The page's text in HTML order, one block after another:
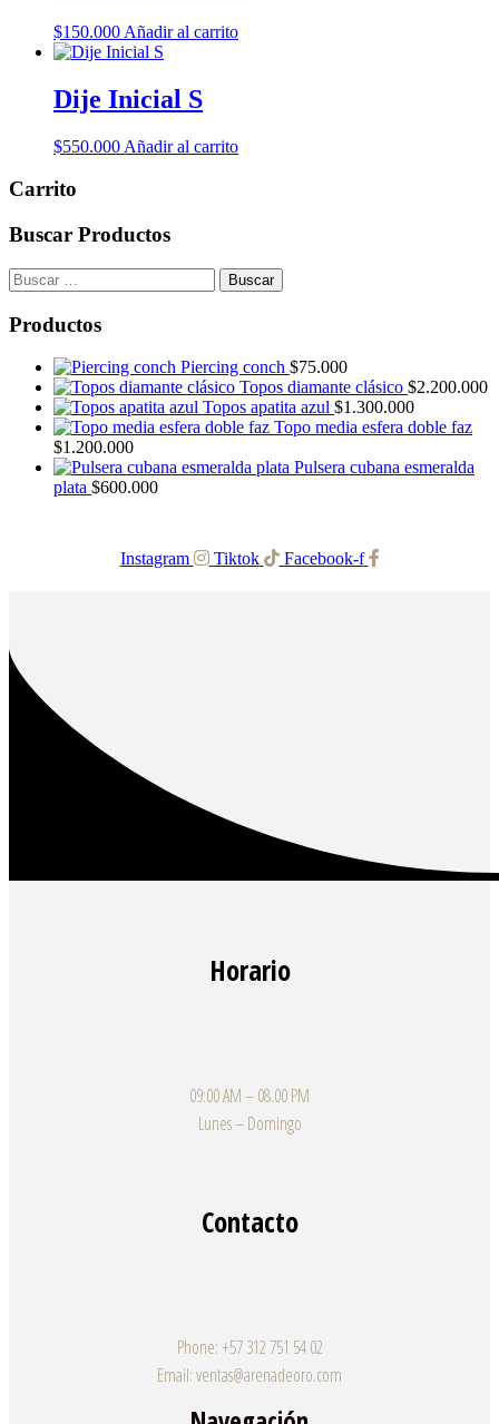
$150.000 Añadir al carrito
Dije Inicial S
$550.000 Añadir al carrito
Carrito
Buscar Productos
Buscar:
Productos
Piercing conch $75.000
Topos diamante clásico $2.200.000
Topos apatita azul $1.300.000
Topo media esfera doble faz
$1.200.000
Pulsera cubana esmeralda
plata $600.000
Instagram Tiktok Facebook-f
Horario
09:00 AM – 08.00 PM
Lunes – Domingo
Contacto
Phone: +57 312 751 54 02
Email: ventas@arenadeoro.com